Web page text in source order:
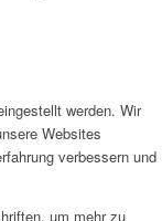
werden. Wir
Websites
verbessern und
um mehr zu